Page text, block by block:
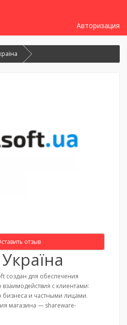
Авторизация
отзыв
создан для обеспечения
с клиентами:
и частными лицами.
магазина — shareware-